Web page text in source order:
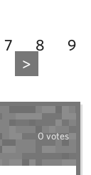
7 8
9
>
0 votes